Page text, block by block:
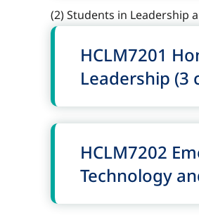
(2)Students in Leadership
HCLM7201
Leadership (3
HCLM7202
Technology